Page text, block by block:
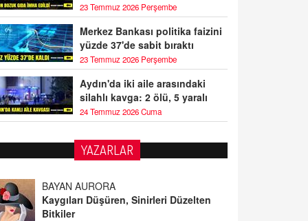
23 Temmuz 2026 Perşembe
Merkez Bankası politika faizini
yüzde 37'de sabit bıraktı
23 Temmuz 2026 Perşembe
Aydın'da iki aile arasındaki
silahlı kavga: 2 ölü, 5 yaralı
24 Temmuz 2026 Cuma
YAZARLAR
BAYAN AURORA
Kaygıları Düşüren, Sinirleri Düzelten
Bitkiler